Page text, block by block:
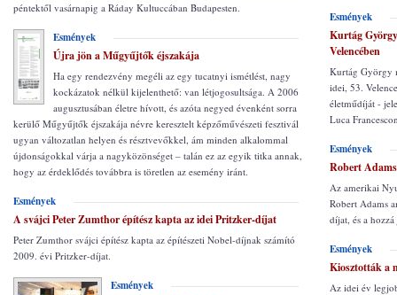
péntektől vasárnapig a Ráday Kultuccában Budapesten.
Esmények
Újra jön a Műgyűjtők éjszakája
Ha egy rendezvény megéli az egy tucatnyi ismétlést, nagy
kockázatok nélkül kijelenthető: van létjogosultsága. A 2006
augusztusában életre hívott, és azóta negyed évenként sorra
kerülő Műgyűjtők éjszakája névre keresztelt képzőművészeti fesztivál
ugyan változatlan helyen és résztvevőkkel, ám minden alkalommal
újdonságokkal várja a nagyközönséget – talán ez az egyik titka annak,
hogy az érdeklődés továbbra is töretlen az esemény iránt.
Esmények
A svájci Peter Zumthor építész kapta az idei Pritzker-díjat
Peter Zumthor svájci építész kapta az építészeti Nobel-díjnak számító
2009. évi Pritzker-díjat.
Esmények
Esmények
Kurtág
Velencében
Kurtág György
idei, 53.
életműdíját -
Luca
Esmények
Robert
Az amerikai
Robert Adams
díjat, és a
Esmények
Kiosztották a
Az idei év